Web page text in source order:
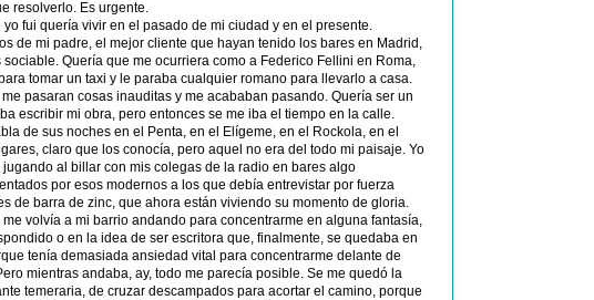
resolverlo. Es urgente.
fui quería vivir en el pasado de mi ciudad y en el presente.
de mi padre, el mejor cliente que hayan tenido los bares en Madrid,
Quería que me ocurriera como a Federico Fellini en Roma,
tomar un taxi y le paraba cualquier romano para llevarlo a casa.
pasaran cosas inauditas y me acababan pasando. Quería ser un
escribir mi obra, pero entonces se me iba el tiempo en la calle.
de sus noches en el Penta, en el Elígeme, en el Rockola, en el
claro que los conocía, pero aquel no era del todo mi paisaje. Yo
al billar con mis colegas de la radio en bares algo
por esos modernos a los que debía entrevistar por fuerza
de barra de zinc, que ahora están viviendo su momento de gloria.
me volvía a mi barrio andando para concentrarme en alguna fantasía,
o en la idea de ser escritora que, finalmente, se quedaba en
tenía demasiada ansiedad vital para concentrarme delante de
mientras andaba, ay, todo me parecía posible. Se me quedó la
temeraria, de cruzar descampados para acortar el camino, porque